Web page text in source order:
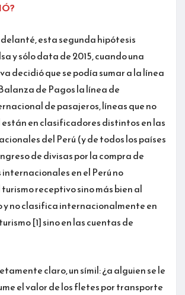
esta segunda hipótesis
y sólo data de 2015, cuando una
decidió que se podía sumar a la línea
de Pagos la línea de
de pasajeros, líneas que no
en clasificadores distintos en las
del Perú (y de todos los países
de divisas por la compra de
en el Perú no
receptivo sino más bien al
y no clasifica internacionalmente en
[1] sino en las cuentas de
claro, un símil: ¿a alguien se le
el valor de los fletes por transporte